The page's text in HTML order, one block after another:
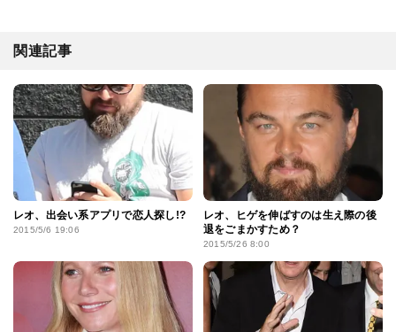
関連記事
レオ、出会い系アプリで恋人探し!?
2015/5/6 19:06
レオ、ヒゲを伸ばすのは生え際の後
退をごまかすため？
2015/5/26 8:00